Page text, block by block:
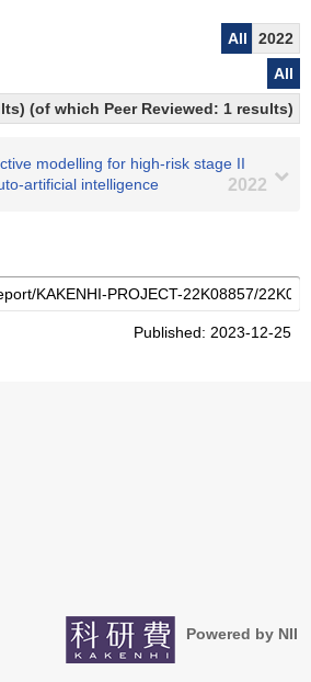
All
2022
All
(of which Peer Reviewed: 1 results)
modelling for high-risk stage II
artificial intelligence
2022
Published: 2023-12-25
Powered by NII